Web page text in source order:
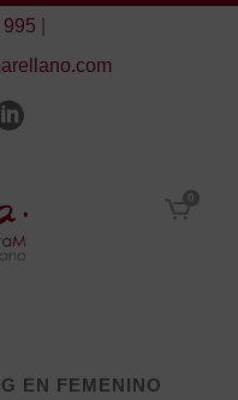
0
EN FEMENINO